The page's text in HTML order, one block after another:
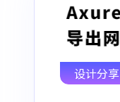
设计分享